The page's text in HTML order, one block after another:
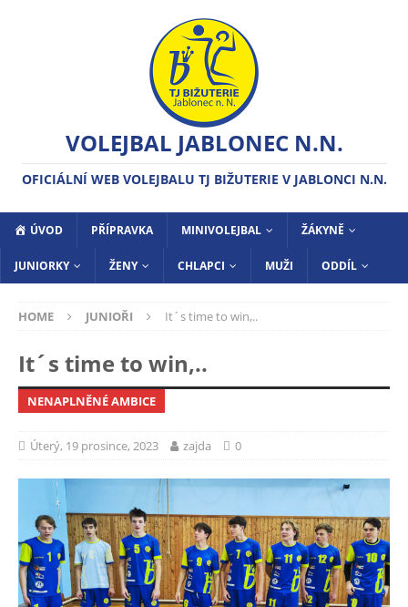
VOLEJBAL JABLONEC N.N.
OFICIÁLNÍ WEB VOLEJBALU TJ BIŽUTERIE V JABLONCI N.N.
ÚVOD PŘÍPRAVKA MINIVOLEJBAL ŽÁKYNĚ
JUNIORKY ŽENY CHLAPCI MUŽI ODDÍL
HOME JUNIOŘI It´s time to win,..
It´s time to win,..
NENAPLNĚNÉ AMBICE
Úterý, 19 prosince, 2023 zajda 0